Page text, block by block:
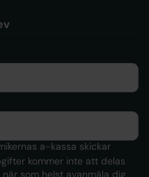
a-kassa skickar
kommer inte att delas
som helst avanmäla dig